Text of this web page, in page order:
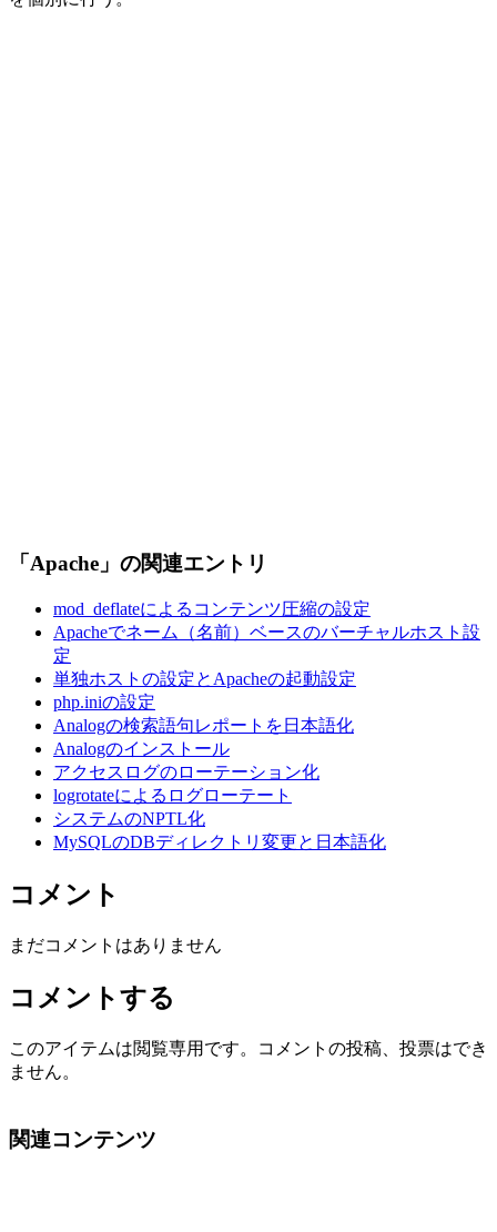
「Apache」の関連エントリ
mod_deflateによるコンテンツ圧縮の設定
Apacheでネーム（名前）ベースのバーチャルホスト設
定
単独ホストの設定とApacheの起動設定
php.iniの設定
Analogの検索語句レポートを日本語化
Analogのインストール
アクセスログのローテーション化
logrotateによるログローテート
システムのNPTL化
MySQLのDBディレクトリ変更と日本語化
コメント
まだコメントはありません
コメントする
このアイテムは閲覧専用です。コメントの投稿、投票はでき
ません。
関連コンテンツ